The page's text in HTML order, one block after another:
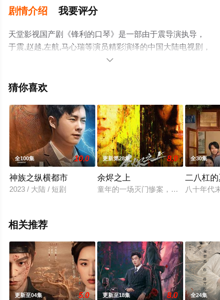
剧情介绍 我要评分
天堂影视国产剧《锋利的口琴》是一部由于震导演执导，
于震,赵越,左航,马心瑞等演员精彩演绎的中国大陆电视剧，
大结局剧情已揭晓（1-16全集），手机免费观看高清未删
步至豆瓣电视剧、电视猫或剧情网等平台了解。

猜你喜欢
全100集 10.0
神族之纵横都市
2023 / 大陆 / 短剧
更新第28集 8.0
余烬之上
童年的一场灭门惨案，让廖氏兄弟二
全30集
二八杠
八十年代
相关推荐
更新至04集 5.0 更新至18集 8.0 全24集